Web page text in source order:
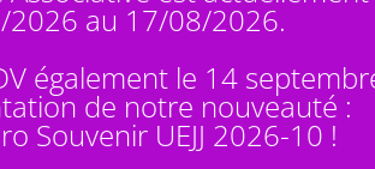
au 17/08/2026.
également le 14
de notre nouveauté :
Souvenir UEJJ 2026-10 !